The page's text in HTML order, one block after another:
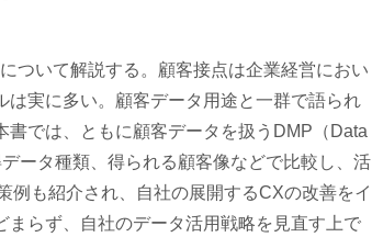
ついて解説する。顧客接点は企業経営におい
実に多い。顧客データ用途と一群で語られ
では、ともに顧客データを扱うDMP（Data
ータ種類、得られる顧客像などで比較し、活
例も紹介され、自社の展開するCXの改善をイ
まらず、自社のデータ活用戦略を見直す上で